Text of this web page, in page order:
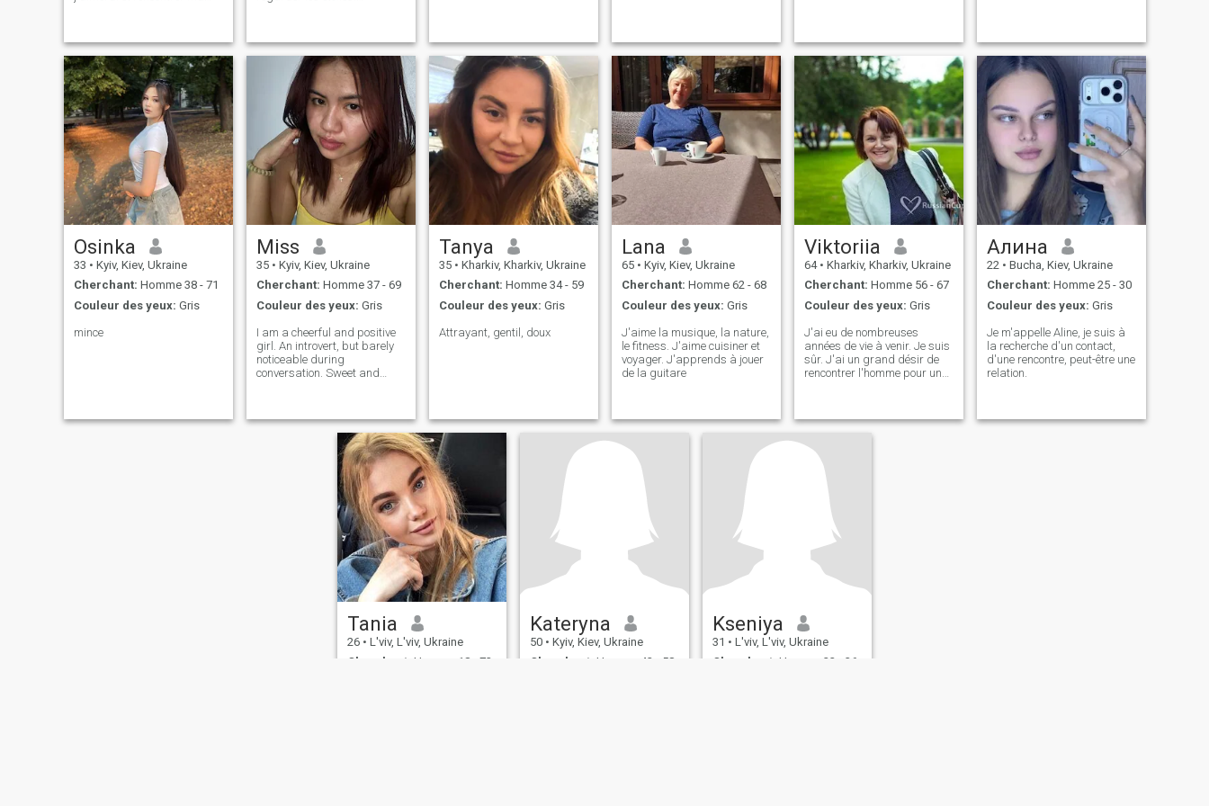
que je suis loin d'être un
maestro de ces choses. Je
suis ouvert et sincère,
affectueux et attentionné.
Dans mes actions, j'essaie
de seulement sur Dieu et la
Bible. Et j'espère qu'il serait
sans moi avec bonheur dans
l'amour et la compréhension
avec l'avenir.
recherche d'une personne
avec qui ce sera facile et
amusant, et pour de vrai.
Osinka
33 • Kyiv, Kiev, Ukraine
Cherchant: Homme 38 - 71
Couleur des yeux: Gris
mince
Miss
35 • Kyiv, Kiev, Ukraine
Cherchant: Homme 37 - 69
Couleur des yeux: Gris
I am a cheerful and positive
girl. An introvert, but barely
noticeable during
conversation. Sweet and
I love remembering the words
to all the songs even when I
Tanya
35 • Kharkiv, Kharkiv, Ukraine
Cherchant: Homme 34 - 59
Couleur des yeux: Gris
Attrayant, gentil, doux
Lana
65 • Kyiv, Kiev, Ukraine
Cherchant: Homme 62 - 68
Couleur des yeux: Gris
J'aime la musique, la nature,
le fitness. J'aime cuisiner et
voyager. J'apprends à jouer
de la guitare
Viktoriia
64 • Kharkiv, Kharkiv, Ukraine
Cherchant: Homme 56 - 67
Couleur des yeux: Gris
J'ai eu de nombreuses
années de vie à venir. Je suis
sûr. J'ai un grand désir de
rencontrer l'homme pour une
Алина
22 • Bucha, Kiev, Ukraine
Cherchant: Homme 25 - 30
Couleur des yeux: Gris
Je m'appelle Aline, je suis à
la recherche d'un contact,
d'une rencontre, peut-être une
relation.
Tania
26 • L'viv, L'viv, Ukraine
Cherchant: Homme 18 - 72
Kateryna
50 • Kyiv, Kiev, Ukraine
Cherchant: Homme 42 - 58
Kseniya
31 • L'viv, L'viv, Ukraine
Cherchant: Homme 22 - 36